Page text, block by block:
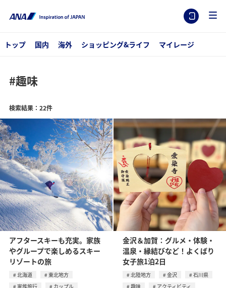
トップ 国内 海外 ショッピング&ライフ マイレージ
#趣味
検索結果：22件
アフタースキーも充実。家族
やグループで楽しめるスキー
リゾートの旅
北海道
東北地方
家族旅行
カップル
金沢＆加賀：グルメ・体験・
温泉・縁結びなど！よくばり
女子旅1泊2日
北陸地方 金沢
石川県
趣味
アクティビティ